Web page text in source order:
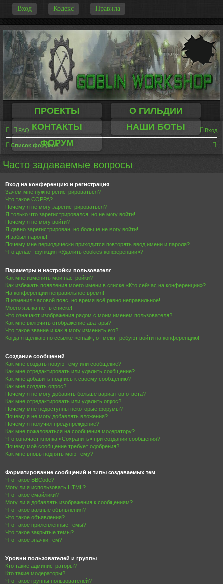
Вход Кодекс Правила
ПРОЕКТЫ
О ГИЛЬДИИ
КОНТАКТЫ
НАШИ БОТЫ
ФОРУМ
FAQ Вход
Список форумов
Часто задаваемые вопросы
Вход на конференцию и регистрация
Зачем мне нужно регистрироваться?
Что такое COPPA?
Почему я не могу зарегистрироваться?
Я только что зарегистрировался, но не могу войти!
Почему я не могу войти?
Я давно зарегистрирован, но больше не могу войти!
Я забыл пароль!
Почему мне периодически приходится повторять ввод имени и пароля?
Что делает функция «Удалить cookies конференции»?
Параметры и настройки пользователя
Как мне изменить мои настройки?
Как избежать появления моего имени в списке «Кто сейчас на конференции»?
На конференции неправильное время!
Я изменил часовой пояс, но время всё равно неправильное!
Моего языка нет в списке!
Что означают изображения рядом с моим именем пользователя?
Как мне включить отображение аватары?
Что такое звание и как я могу изменить его?
Когда я щёлкаю по ссылке «email», от меня требуют войти на конференцию!
Создание сообщений
Как мне создать новую тему или сообщение?
Как мне отредактировать или удалить сообщение?
Как мне добавить подпись к своему сообщению?
Как мне создать опрос?
Почему я не могу добавить больше вариантов ответа?
Как мне отредактировать или удалить опрос?
Почему мне недоступны некоторые форумы?
Почему я не могу добавлять вложения?
Почему я получил предупреждение?
Как мне пожаловаться на сообщения модератору?
Что означает кнопка «Сохранить» при создании сообщения?
Почему моё сообщение требует одобрения?
Как мне вновь поднять мою тему?
Форматирование сообщений и типы создаваемых тем
Что такое BBCode?
Могу ли я использовать HTML?
Что такое смайлики?
Могу ли я добавлять изображения к сообщениям?
Что такое важные объявления?
Что такое объявления?
Что такое прилепленные темы?
Что такое закрытые темы?
Что такое значки тем?
Уровни пользователей и группы
Кто такие администраторы?
Кто такие модераторы?
Что такое группы пользователей?